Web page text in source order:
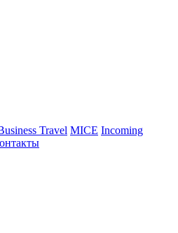
Travel MICE Incoming